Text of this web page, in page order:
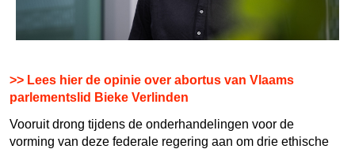
>> Lees hier de opinie over abortus van Vlaams
parlementslid Bieke Verlinden
Vooruit drong tijdens de onderhandelingen voor de
vorming van deze federale regering aan om drie ethische